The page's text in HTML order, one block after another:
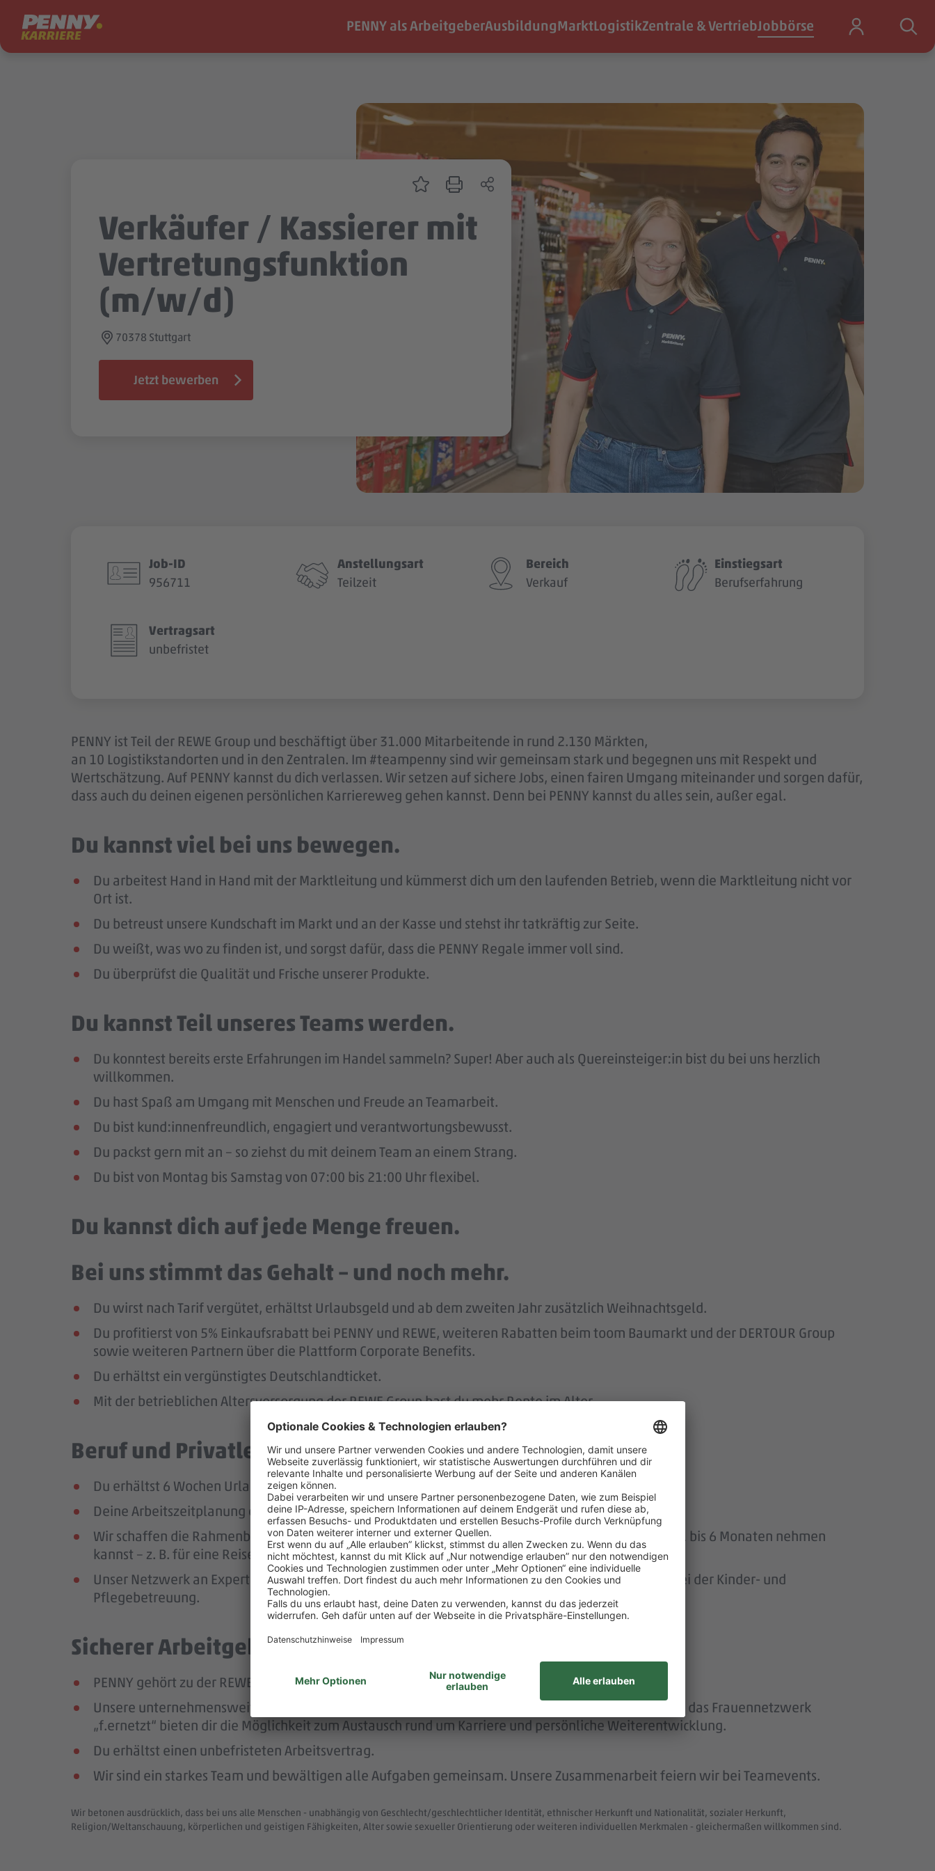
Zum Inhalt springen PENNY als ArbeitgeberAusbildungMarktLogistikZentrale & VertriebJobbörse
Verkäufer / Kassierer mit
Vertretungsfunktion
(m/w/d)
70378 Stuttgart
Jetzt bewerben
Job-ID
956711
Anstellungsart
Teilzeit
Bereich
Verkauf
Einstiegsart
Berufserfahrung
Vertragsart
unbefristet
PENNY ist Teil der REWE Group und beschäftigt über 31.000 Mitarbeitende in rund 2.130 Märkten,
an 10 Logistikstandorten und in den Zentralen. Im #teampenny sind wir gemeinsam stark und begegnen uns mit Respekt und
Wertschätzung. Auf PENNY kannst du dich verlassen. Wir setzen auf sichere Jobs, einen fairen Umgang miteinander und sorgen dafür,
dass auch du deinen eigenen persönlichen Karriereweg gehen kannst. Denn bei PENNY kannst du alles sein, außer egal.
Du kannst viel bei uns bewegen.
Du arbeitest Hand in Hand mit der Marktleitung und kümmerst dich um den laufenden Betrieb, wenn die Marktleitung nicht vor
Ort ist.
Du betreust unsere Kundschaft im Markt und an der Kasse und stehst ihr tatkräftig zur Seite.
Du weißt, was wo zu finden ist, und sorgst dafür, dass die PENNY Regale immer voll sind.
Du überprüfst die Qualität und Frische unserer Produkte.
Du kannst Teil unseres Teams werden.
Du konntest bereits erste Erfahrungen im Handel sammeln? Super! Aber auch als Quereinsteiger:in bist du bei uns herzlich
willkommen.
Du hast Spaß am Umgang mit Menschen und Freude an Teamarbeit.
Du bist kund:innenfreundlich, engagiert und verantwortungsbewusst.
Du packst gern mit an – so ziehst du mit deinem Team an einem Strang.
Du bist von Montag bis Samstag von 07:00 bis 21:00 Uhr flexibel.
Du kannst dich auf jede Menge freuen.
Bei uns stimmt das Gehalt – und noch mehr.
Du wirst nach Tarif vergütet, erhältst Urlaubsgeld und ab dem zweiten Jahr zusätzlich Weihnachtsgeld.
Du profitierst von 5% Einkaufsrabatt bei PENNY und REWE, weiteren Rabatten beim toom Baumarkt und der DERTOUR Group
sowie weiteren Partnern über die Plattform Corporate Benefits.
Du erhältst ein vergünstigtes Deutschlandticket.
Mit der betrieblichen Altersversorgung der REWE Group hast du mehr Rente im Alter.
Beruf und Privatleben vereinbaren – das unterstützen wir.
Du erhältst 6 Wochen Urlaub pro Jahr.
Deine Arbeitszeitplanung erfolgt in der Regel 2 Wochen im Voraus.
Wir schaffen die Rahmenbedingungen dafür, dass du dir nach 3 Jahren bei PENNY eine Auszeit von 1 bis 6 Monaten nehmen
kannst – z. B. für eine Reise oder einen Hausbau.
Unser Netzwerk an Expert:innen unterstützt dich durch die Vermittlung von Betreuungspersonen bei der Kinder- und
Pflegebetreuung.
Sicherer Arbeitgeber – nachhaltig und menschlich.
PENNY gehört zu der REWE Group, einem der größten Arbeitgeber Deutschlands.
Unsere unternehmensweiten Netzwerke wie das LGBTIQ-Netzwerk „DITO – different together“ und das Frauennetzwerk
„f.ernetzt“ bieten dir die Möglichkeit zum Austausch rund um Karriere und persönliche Weiterentwicklung.
Du erhältst einen unbefristeten Arbeitsvertrag.
Wir sind ein starkes Team und bewältigen alle Aufgaben gemeinsam. Unsere Zusammenarbeit feiern wir bei Teamevents.
Wir betonen ausdrücklich, dass bei uns alle Menschen - unabhängig von Geschlecht/geschlechtlicher Identität, ethnischer Herkunft und Nationalität, sozialer Herkunft,
Religion/Weltanschauung, körperlichen und geistigen Fähigkeiten, Alter sowie sexueller Orientierung oder weiteren individuellen Merkmalen - gleichermaßen willkommen sind.